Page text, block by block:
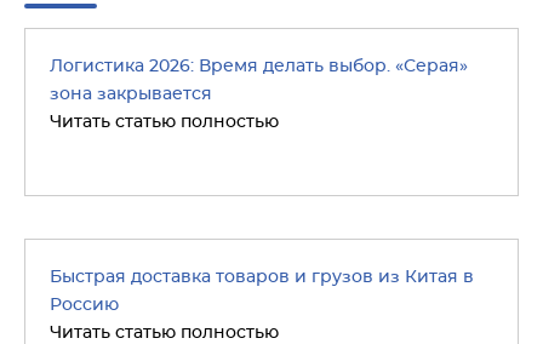
Логистика 2026: Время делать выбор. «Серая»
зона закрывается
Читать статью полностью
Быстрая доставка товаров и грузов из Китая в
Россию
Читать статью полностью